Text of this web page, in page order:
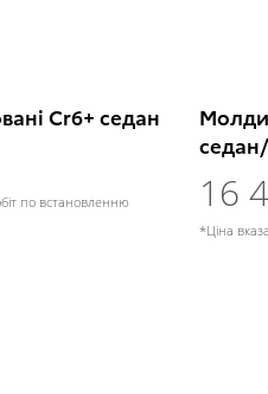
Cr6+ седан
по встановленню 16
*Ціна